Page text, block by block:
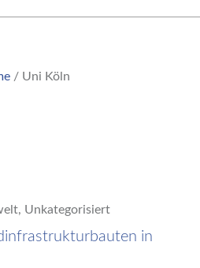
/ Uni Köln
, Unkategorisiert
in